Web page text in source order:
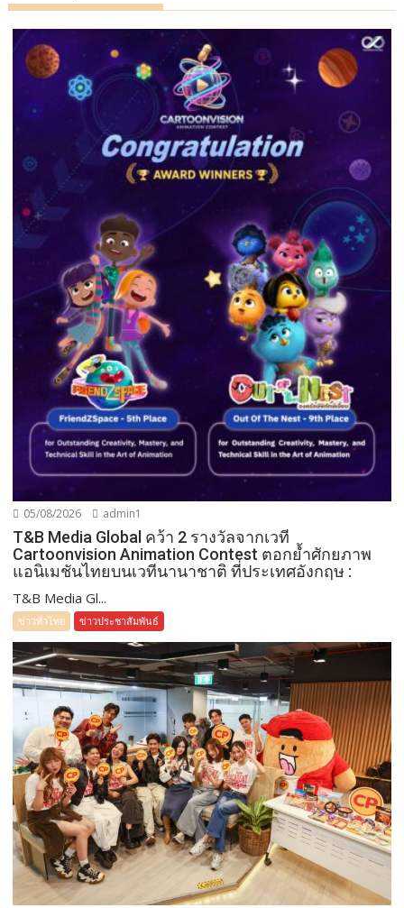
05/08/2026 admin1
T&B Media Global คว้า 2 รางวัลจากเวที
Cartoonvision Animation Contest ตอกย้ำศักยภาพ
แอนิเมชันไทยบนเวทีนานาชาติ ที่ประเทศอังกฤษ :
T&B Media Gl...
ข่าวทั่วไทย ข่าวประชาสัมพันธ์